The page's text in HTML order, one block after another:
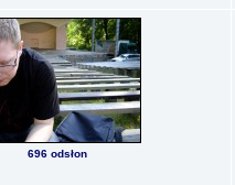
696 odsłon